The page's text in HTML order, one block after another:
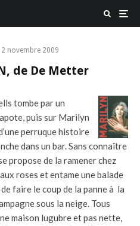
2 novembre 2009
de De Metter
tombe par un
puis sur Marilyn
perruque histoire
dans un bar. Sans connaître
propose de la ramener chez
roses et entame une balade
faire le coup de la panne à la
sous la neige. Tous
maison lugubre et pas nette,